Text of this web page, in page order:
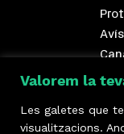
Valorem la
Les galetes que
visualitzacions.